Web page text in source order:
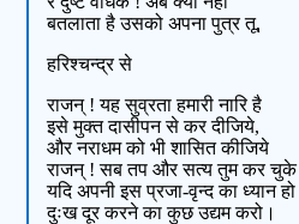
बतलाता है उसको अपना पुत्र तू,
हरिश्चन्द्र से
राजन् ! यह सुव्रता हमारी नारि है
इसे मुक्त दासीपन से कर दीजिये,
और नराधम को भी शासित कीजिये
राजन् ! सब तप और सत्य तुम कर चुके
यदि अपनी इस प्रजा-वृन्द का ध्यान हो
दुःख दूर करने का कुछ उद्यम करो।